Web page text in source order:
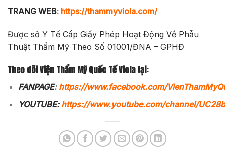
TRANG WEB: https://thammyviola.com/
Được sở Y Tế Cấp Giấy Phép Hoạt Động Về Phẫu
Thuật Thẩm Mỹ Theo Số 01001/ĐNA – GPHĐ
Theo dõi Viện Thẩm Mỹ Quốc Tế Viola tại:
FANPAGE: https://www.facebook.com/
YOUTUBE: https://www.youtube.com/channel/